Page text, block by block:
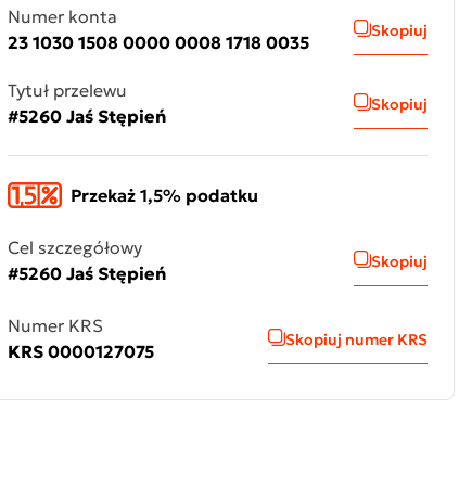
Numer konta
23 1030 1508 0000 0008 1718 0035
Skopiuj
Tytuł przelewu
#5260 Jaś Stępień
Skopiuj
Przekaż 1,5% podatku
Cel szczegółowy
#5260 Jaś Stępień
Skopiuj
Numer KRS
KRS 0000127075
Skopiuj numer KRS